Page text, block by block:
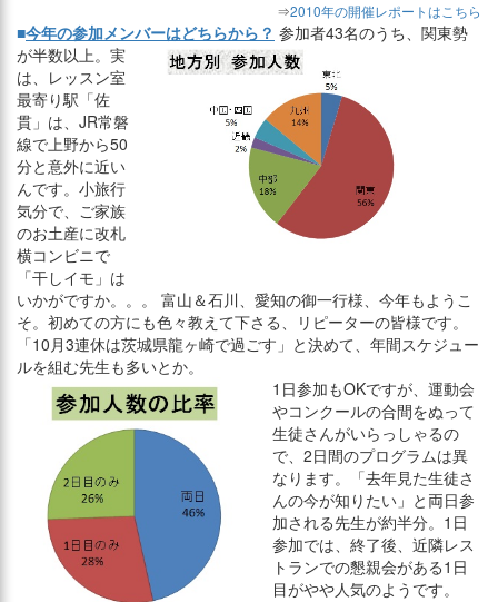
⇒2010年の開催レポートはこちら
■今年の参加メンバーはどちらから？ 参加者43名のうち、関東勢
が半数以上。実
は、レッスン室
最寄り駅「佐
貫」は、JR常磐
線で上野から50
分と意外に近い
んです。小旅行
気分で、ご家族
のお土産に改札
横コンビニで
「干しイモ」は
いかがですか。。。 富山＆石川、愛知の御一行様、今年もようこ
そ。初めての方にも色々教えて下さる、リピーターの皆様です。
「10月3連休は茨城県龍ヶ崎で過ごす」と決めて、年間スケジュー
ルを組む先生も多いとか。
1日参加もOKですが、運動会
やコンクールの合間をぬって
生徒さんがいらっしゃるの
で、2日間のプログラムは異
なります。「去年見た生徒さ
んの今が知りたい」と両日参
加される先生が約半分。1日
参加では、終了後、近隣レス
トランでの懇親会がある1日
目がやや人気のようです。